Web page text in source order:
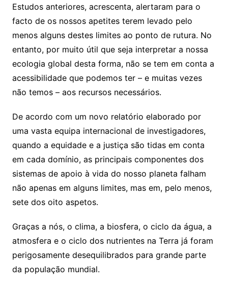
Estudos anteriores, acrescenta, alertaram para o
facto de os nossos apetites terem levado pelo
menos alguns destes limites ao ponto de rutura. No
entanto, por muito útil que seja interpretar a nossa
ecologia global desta forma, não se tem em conta a
acessibilidade que podemos ter – e muitas vezes
não temos – aos recursos necessários.
De acordo com um novo relatório elaborado por
uma vasta equipa internacional de investigadores,
quando a equidade e a justiça são tidas em conta
em cada domínio, as principais componentes dos
sistemas de apoio à vida do nosso planeta falham
não apenas em alguns limites, mas em, pelo menos,
sete dos oito aspetos.
Graças a nós, o clima, a biosfera, o ciclo da água, a
atmosfera e o ciclo dos nutrientes na Terra já foram
perigosamente desequilibrados para grande parte
da população mundial.